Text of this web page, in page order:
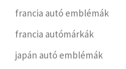
francia autó emblémák
francia autómárkák
japán autó emblémák